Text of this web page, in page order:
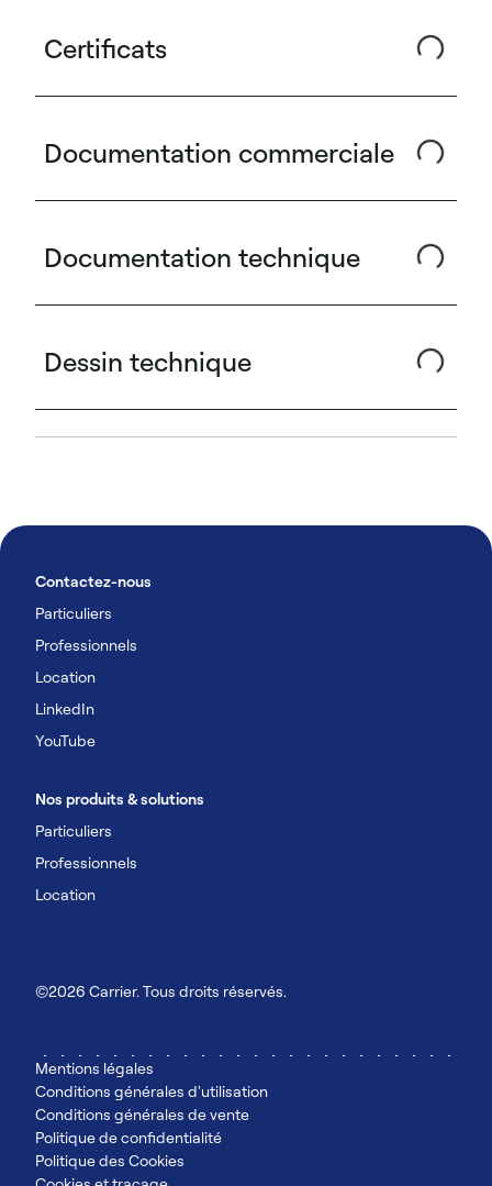
Certificats
Documentation commerciale
Documentation technique
Dessin technique
Contactez-nous
Particuliers
Professionnels
Location
LinkedIn
YouTube
Nos produits & solutions
Particuliers
Professionnels
Location
©2026 Carrier. Tous droits réservés.
Mentions légales
Conditions générales d'utilisation
Conditions générales de vente
Politique de confidentialité
Politique des Cookies